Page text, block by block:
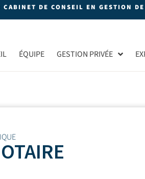
CABINET DE CONSEIL EN GESTION
ÉQUIPE GESTION PRIVÉE